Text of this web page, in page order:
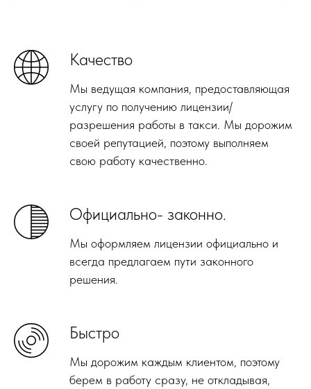
Качество
Мы ведущая компания, предоставляющая
услугу по получению лицензии/
разрешения работы в такси. Мы дорожим
своей репутацией, поэтому выполняем
свою работу качественно.
Официально- законно.
Мы оформляем лицензии официально и
всегда предлагаем пути законного
решения.
Быстро
Мы дорожим каждым клиентом, поэтому
берем в работу сразу, не откладывая,